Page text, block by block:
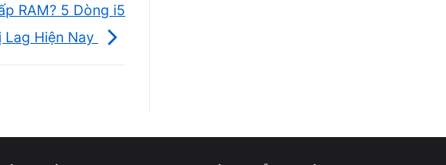
để kiểm tra).
RAM? 5 Dòng i5
Lag Hiện Nay